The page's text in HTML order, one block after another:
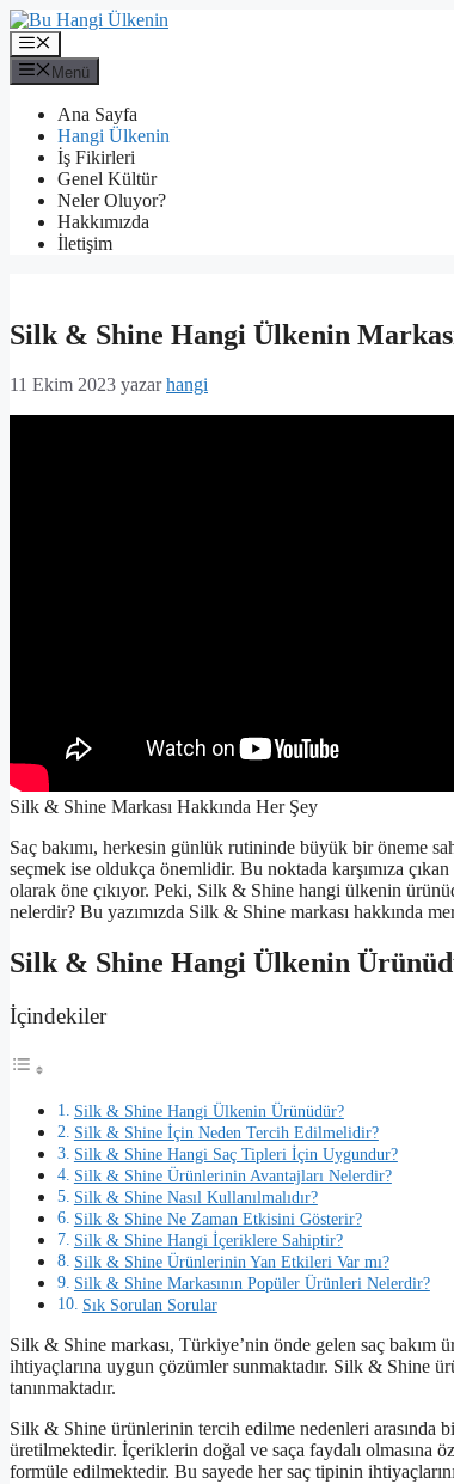
İçeriğe
atla
Menü
Menü
Ana Sayfa
Hangi Ülkenin
İş Fikirleri
Genel Kültür
Neler Oluyor?
Hakkımızda
İletişim
Silk & Shine Hangi Ülkenin
11 Ekim 2023 yazarhangi
Silk & Shine Markası Hakkında Her Şey
Saç bakımı, herkesin günlük rutininde büyük bir öneme
seçmek ise oldukça önemlidir. Bu noktada karşımıza
olarak öne çıkıyor. Peki, Silk & Shine hangi ülkenin
nelerdir? Bu yazımızda Silk & Shine markası hakkında
Silk & Shine Hangi Ülkenin
İçindekiler
Silk & Shine Hangi Ülkenin Ürünüdür?
Silk & Shine İçin Neden Tercih Edilmelidir?
Silk & Shine Hangi Saç Tipleri İçin Uygundur?
Silk & Shine Ürünlerinin Avantajları Nelerdir?
Silk & Shine Nasıl Kullanılmalıdır?
Silk & Shine Ne Zaman Etkisini Gösterir?
Silk & Shine Hangi İçeriklere Sahiptir?
Silk & Shine Ürünlerinin Yan Etkileri Var mı?
Silk & Shine Markasının Popüler Ürünleri Nelerdir?
Sık Sorulan Sorular
Silk & Shine markası, Türkiye’nin önde gelen saç bakım
ihtiyaçlarına uygun çözümler sunmaktadır. Silk & Shine
tanınmaktadır.
Silk & Shine ürünlerinin tercih edilme nedenleri
üretilmektedir. İçeriklerin doğal ve saça faydalı olmasına
formüle edilmektedir. Bu sayede her saç tipinin